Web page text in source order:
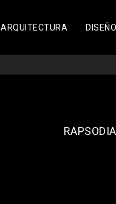
ARQUITECTURA DISEÑO